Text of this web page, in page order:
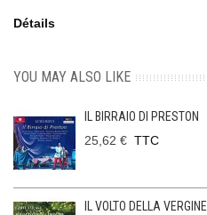
Détails
YOU MAY ALSO LIKE
IL BIRRAIO DI PRESTON
25,62 € TTC
IL VOLTO DELLA VERGINE